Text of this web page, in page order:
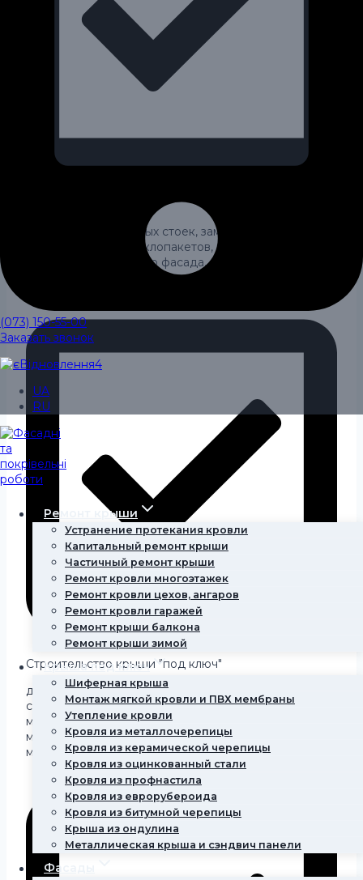
(073) 150-55-00
Заказать звонок
UA
RU
Ремонт крыши
Устранение протекания кровли
Капитальный ремонт крыши
Частичный ремонт крыши
Ремонт кровли многоэтажек
Ремонт кровли цехов, ангаров
Ремонт кровли гаражей
Ремонт крыши балкона
Ремонт крыши зимой
Крыша под ключ
Шиферная крыша
Монтаж мягкой кровли и ПВХ мембраны
Утепление кровли
Кровля из металлочерепицы
Кровля из керамической черепицы
Кровля из оцинкованный стали
Кровля из профнастила
Кровля из еврорубероида
Кровля из битумной черепицы
Крыша из ондулина
Металлическая крыша и сэндвич панели
Фасады
замена поврежденных стоек, замена поврежденных
ригелей, замена стеклопакетов, ремонт алюминия,
ремонт алюминиевого фасада, ремонт алюминиевых
Строительство крыши "под ключ"
демонтаж старой крыши, установка стропильной
системы, монтаж пароборьера, утепление крыши,
монтаж гидробарьера, устройство обрешетки
монтаж шифера, монтаж профлиста, монтаж
металлочерепици, монтаж битумной черепици